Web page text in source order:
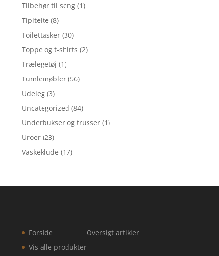
Tilbehør til seng (1)
Tipitelte (8)
Toilettasker (30)
Toppe og t-shirts (2)
Trælegetøj (1)
Tumlemøbler (56)
Udeleg (3)
Uncategorized (84)
Underbukser og trusser (1)
Uroer (23)
Vaskeklude (17)
Forside
Vis alle produkter
Oversigt artikler